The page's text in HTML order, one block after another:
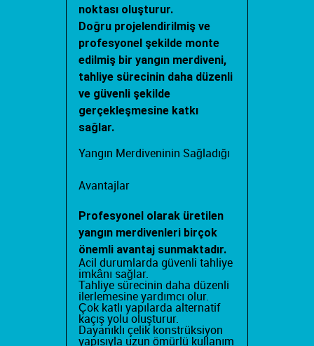
noktası oluşturur.
Doğru projelendirilmiş ve
profesyonel şekilde monte
edilmiş bir yangın merdiveni,
tahliye sürecinin daha düzenli
ve güvenli şekilde
gerçekleşmesine katkı
sağlar.
Yangın Merdiveninin Sağladığı
Avantajlar
Profesyonel olarak üretilen
yangın merdivenleri birçok
önemli avantaj sunmaktadır.
Acil durumlarda güvenli tahliye
imkânı sağlar.
Tahliye sürecinin daha düzenli
ilerlemesine yardımcı olur.
Çok katlı yapılarda alternatif
kaçış yolu oluşturur.
Dayanıklı çelik konstrüksiyon
yapısıyla uzun ömürlü kullanım